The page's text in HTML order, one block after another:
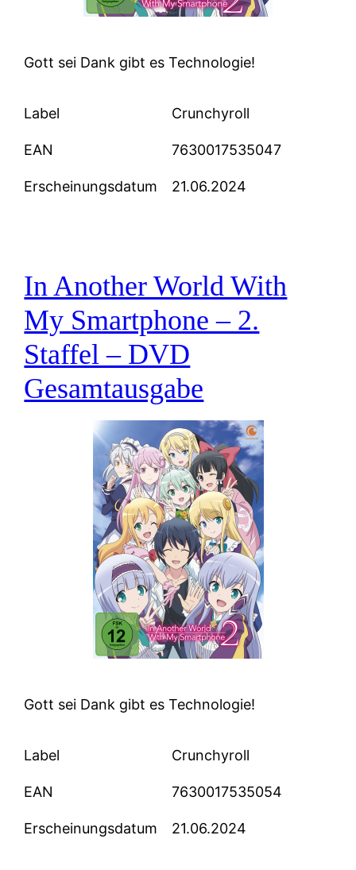
Gott sei Dank gibt es Technologie!
Label Crunchyroll
EAN 7630017535047
Erscheinungsdatum 21.06.2024
In Another World With
My Smartphone – 2.
Staffel – DVD
Gesamtausgabe
Gott sei Dank gibt es Technologie!
Label Crunchyroll
EAN 7630017535054
Erscheinungsdatum 21.06.2024